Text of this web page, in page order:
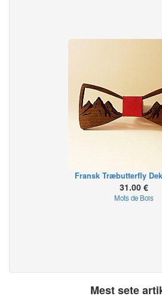
Fransk Træbutterfly
31.00 €
Mots de Bois
Mest sete